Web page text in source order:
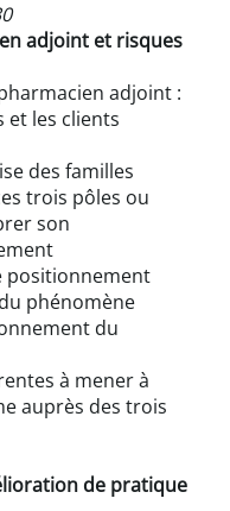
adjoint et risques
adjoint :
et les clients
des familles
trois pôles ou
son
positionnement
phénomène
du
à mener à
auprès des trois
de pratique